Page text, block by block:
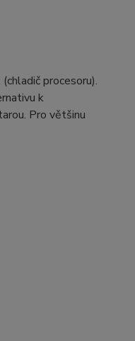
procesoru).
k
Pro většinu